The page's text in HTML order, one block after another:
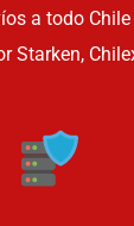
a todo Chile
Starken,